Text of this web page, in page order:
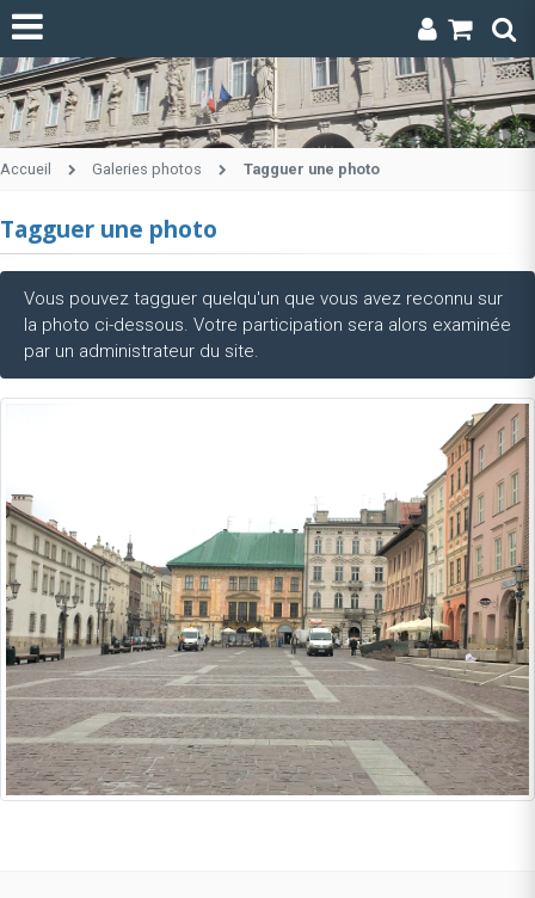
Accueil Galeries photos Tagguer une photo
Tagguer une photo
Vous pouvez tagguer quelqu'un que vous avez reconnu sur
la photo ci-dessous. Votre participation sera alors examinée
par un administrateur du site.